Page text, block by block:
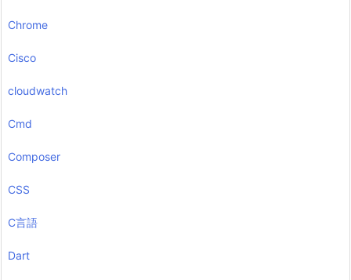
Chrome
Cisco
cloudwatch
Cmd
Composer
CSS
C言語
Dart